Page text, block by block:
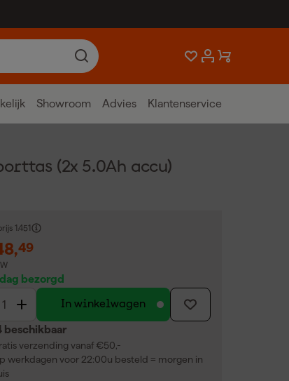
Showroom Advies Klantenservice
(2x 5.0Ah accu)
1.451
,49
bezorgd
In winkelwagen
beschikbaar
verzending vanaf €50,-
werkdagen voor 22:00u besteld = morgen in